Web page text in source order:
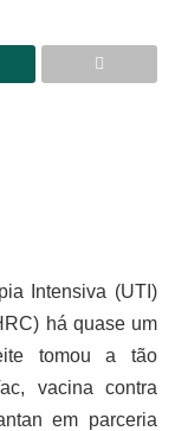
Intensiva (UTI)
há quase um
tomou a tão
vacina contra
em parceria